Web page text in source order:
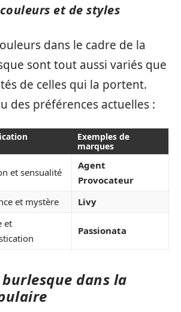
et de styles
dans le cadre de la
sont tout aussi variés que
de celles qui la portent.
des préférences actuelles :
Exemples de
marques
et sensualité
Agent
Provocateur
et mystère Livy
et
Passionata
dans la